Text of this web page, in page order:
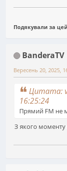
Подякували за
BanderaTV
Вересень 20, 2025,
Цитата:
16:25:24
Прямий FM не
З якого